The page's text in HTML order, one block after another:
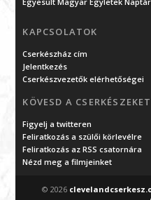
KAPCSOLATOK
Cserkészház cím
Jelentkezés
Cserkészvezetők elérhetőségei
KÖVESD A CSERKÉSZEKET
Figyelj a twitteren
Feliratkozás a szülői körlevélre
Feliratkozás az RSS csatornára
Nézd meg a filmjeinket
© 2026